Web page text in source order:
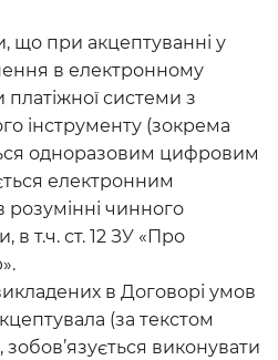
що при акцептуванні у
в електронному
системи з
інструменту (зокрема
одноразовим цифровим
електронним
чинного
в т.ч. ст. 12 ЗУ «Про
в Договорі умов
(за текстом
зобов’язується виконувати